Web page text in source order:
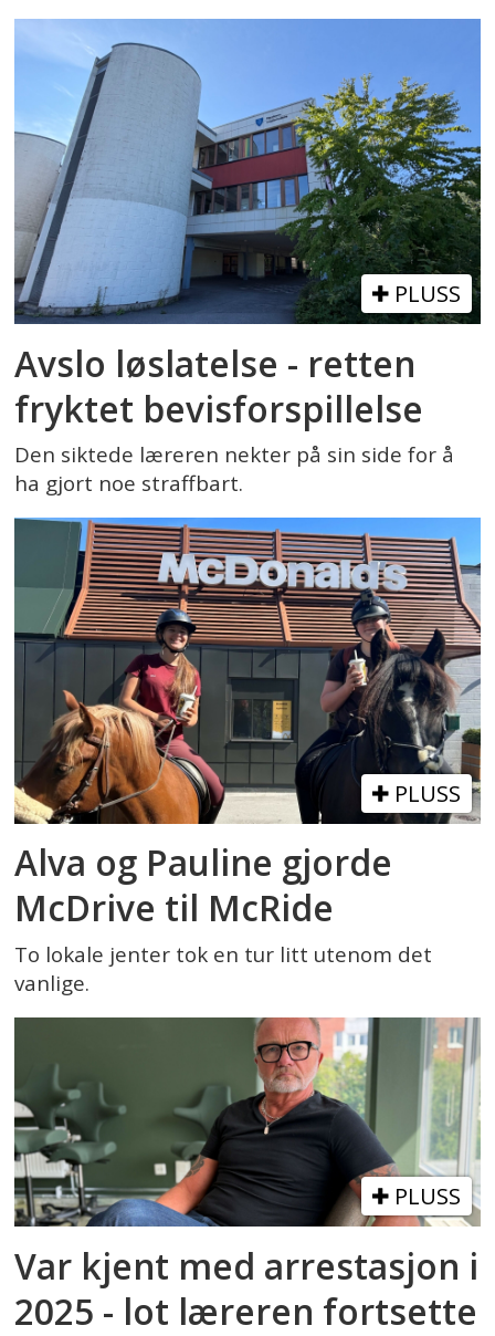
PLUSS
Avslo løslatelse - retten
fryktet bevisforspillelse
Den siktede læreren nekter på sin side for å
ha gjort noe straffbart.
PLUSS
Alva og Pauline gjorde
McDrive til McRide
To lokale jenter tok en tur litt utenom det
vanlige.
PLUSS
Var kjent med arrestasjon i
2025 - lot læreren fortsette